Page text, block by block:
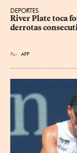
DEPORTES
River Plate toca
derrotas
Por AFP